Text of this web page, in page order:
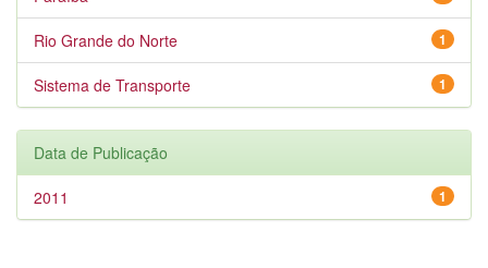
1
Rio Grande do Norte
1
Sistema de Transporte
Data de Publicação
1
2011